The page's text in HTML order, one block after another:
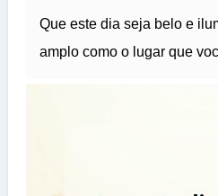
Que este dia seja belo e
amplo como o lugar que